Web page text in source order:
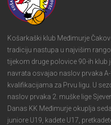
Košarkaški klub Međimurje
tradiciju nastupa u najvišim
tijekom druge polovice 90-ih klub
navrata osvajao naslov prvaka
kvalifikacijama za Prvu ligu. U
naslov prvaka 2. muške lige
Danas KK Međimurje okuplja
juniore U19, kadete U17,